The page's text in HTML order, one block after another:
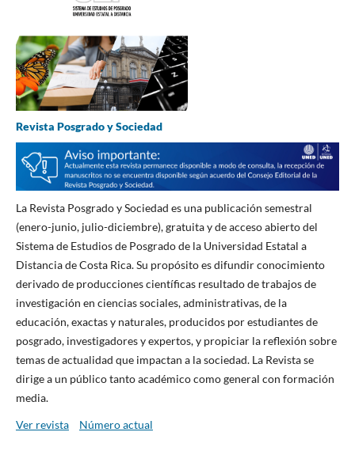
Revista Posgrado y Sociedad
La Revista Posgrado y Sociedad es una publicación semestral
(enero-junio, julio-diciembre), gratuita y de acceso abierto del
Sistema de Estudios de Posgrado de la Universidad Estatal a
Distancia de Costa Rica. Su propósito es difundir conocimiento
derivado de producciones científicas resultado de trabajos de
investigación en ciencias sociales, administrativas, de la
educación, exactas y naturales, producidos por estudiantes de
posgrado, investigadores y expertos, y propiciar la reflexión sobre
temas de actualidad que impactan a la sociedad. La Revista se
dirige a un público tanto académico como general con formación
media.
Ver revista
Número actual